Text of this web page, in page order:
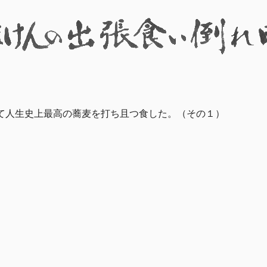
人生史上最高の蕎麦を打ち且つ食した。（その１）